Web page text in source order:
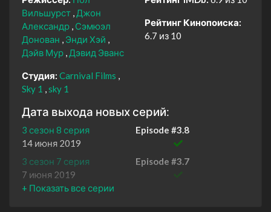
Вильшурст Джон
Александр Сэмюэл
Донован
Энди Хэй
Дэйв Мур Дэвид Эванс
Студия: Carnival Films
Sky 1
sky 1
Рейтинг Кинопоиска:
6.7 из 10
Дата выхода новых серий:
3 сезон 8 серия
Episode #3.8
14 июня 2019
3 сезон 7 серия
Episode #3.7
7 июня 2019
3 сезон 6 серия